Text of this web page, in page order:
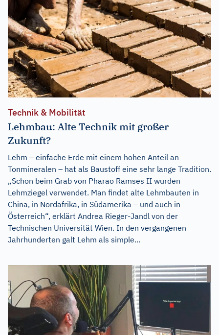
Technik & Mobilität
Lehmbau: Alte Technik mit großer
Zukunft?
Lehm – einfache Erde mit einem hohen Anteil an
Tonmineralen – hat als Baustoff eine sehr lange Tradition.
„Schon beim Grab von Pharao Ramses II wurden
Lehmziegel verwendet. Man findet alte Lehmbauten in
China, in Nordafrika, in Südamerika – und auch in
Österreich“, erklärt Andrea Rieger-Jandl von der
Technischen Universität Wien. In den vergangenen
Jahrhunderten galt Lehm als simple...